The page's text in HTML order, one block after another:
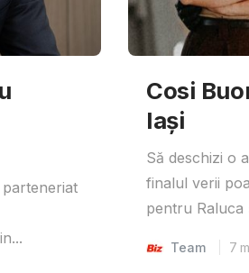
Cosi
Iași
Să deschizi o
finalul verii
pentru Raluca
Team 7